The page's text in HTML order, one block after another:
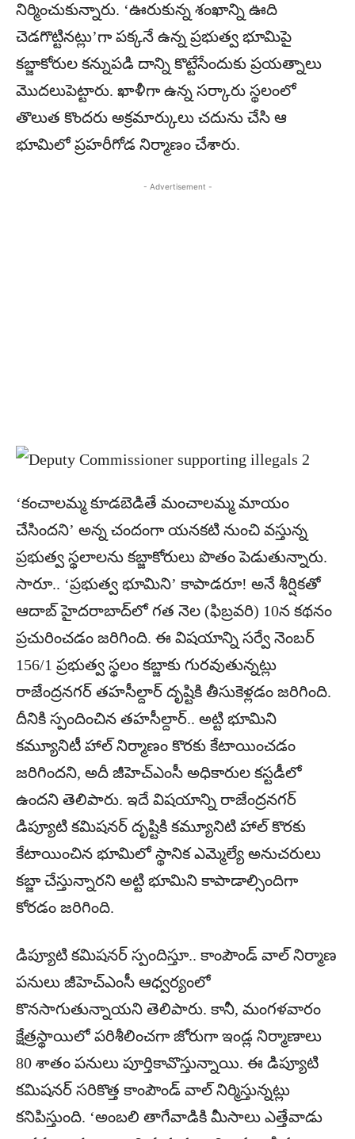
నిర్మించుకున్నారు. ‘ఊరుకున్న శంఖాన్ని ఊది
చెడగొట్టినట్లు’గా పక్కనే ఉన్న ప్రభుత్వ భూమిపై
కబ్జాకోరుల కన్నుపడి దాన్ని కొట్టేసేందుకు ప్రయత్నాలు
మొదలుపెట్టారు. ఖాళీగా ఉన్న సర్కారు స్థలంలో
తొలుత కొందరు అక్రమార్కులు చదును చేసి ఆ
భూమిలో ప్రహరీగోడ నిర్మాణం చేశారు.
- Advertisement -
‘కంచాలమ్మ కూడబెడితే మంచాలమ్మ మాయం
చేసిందని’ అన్న చందంగా యనకటి నుంచి వస్తున్న
ప్రభుత్వ స్థలాలను కబ్జాకోరులు పొతం పెడుతున్నారు.
సారూ.. ‘ప్రభుత్వ భూమిని’ కాపాడరూ! అనే శీర్షిక‌తో
ఆదాబ్ హైద‌రాబాద్‌లో గత నెల (ఫిబ్రవరి) 10న క‌థ‌నం
ప్ర‌చురించ‌డం జ‌రిగింది. ఈ విష‌యాన్ని స‌ర్వే నెంబ‌ర్
156/1 ప్ర‌భుత్వ స్థ‌లం క‌బ్జాకు గుర‌వుతున్న‌ట్లు
రాజేంద్ర‌న‌గ‌ర్ త‌హ‌సీల్దార్ దృష్టికి తీసుకెళ్ల‌డం జ‌రిగింది.
దీనికి స్పందించిన త‌హ‌సీల్దార్‌.. అట్టి భూమిని
క‌మ్యూనిటీ హాల్‌ నిర్మాణం కొర‌కు కేటాయించ‌డం
జ‌రిగిందని, అదీ జీహెచ్ఎంసీ అధికారుల‌ కస్ట‌డీలో
ఉంద‌ని తెలిపారు. ఇదే విష‌యాన్ని రాజేంద్ర‌న‌గ‌ర్
డిప్యూటి క‌మిష‌న‌ర్ దృష్టికి క‌మ్యూనిటి హాల్ కొర‌కు
కేటాయించిన భూమిలో స్థానిక ఎమ్మెల్యే అనుచ‌రులు
క‌బ్జా చేస్తున్నార‌ని అట్టి భూమిని కాపాడాల్సిందిగా
కోర‌డం జ‌రిగింది.
డిప్యూటి క‌మిష‌న‌ర్ స్పందిస్తూ.. కాంపౌండ్ వాల్ నిర్మాణ
ప‌నులు జీహెచ్ఎంసీ ఆధ్వ‌ర్యంలో
కొన‌సాగుతున్నాయ‌ని తెలిపారు. కానీ, మంగ‌ళ‌వారం
క్షేత్ర‌స్థాయిలో ప‌రిశీలించ‌గా జోరుగా ఇండ్ల నిర్మాణాలు
80 శాతం ప‌నులు పూర్తికావొస్తున్నాయి. ఈ డిప్యూటి
క‌మిష‌న‌ర్ సరికొత్త‌ కాంపౌండ్ వాల్ నిర్మిస్తున్న‌ట్లు
క‌నిపిస్తుంది. ‘అంబలి తాగేవాడికి మీసాలు ఎత్తేవాడు